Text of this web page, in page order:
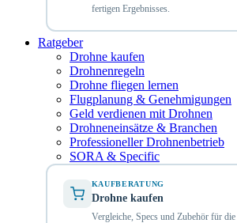
fertigen Ergebnisses.
Ratgeber
Drohne kaufen
Drohnenregeln
Drohne fliegen lernen
Flugplanung & Genehmigungen
Geld verdienen mit Drohnen
Drohneneinsätze & Branchen
Professioneller Drohnenbetrieb
SORA & Specific
KAUFBERATUNG
Drohne kaufen
Vergleiche, Specs und Zubehör für